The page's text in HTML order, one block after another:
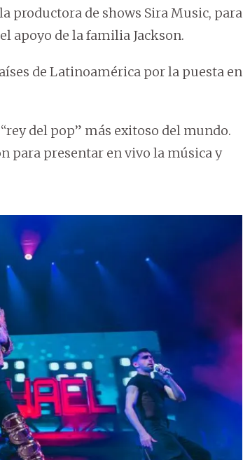
productora de shows Sira Music, para
apoyo de la familia Jackson.
de Latinoamérica por la puesta en
del pop” más exitoso del mundo.
para presentar en vivo la música y